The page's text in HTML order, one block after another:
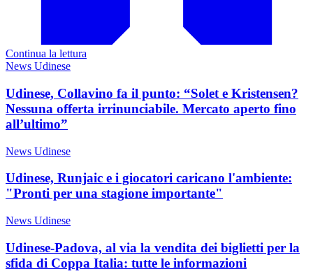
Continua la lettura
News Udinese
Udinese, Collavino fa il punto: “Solet e Kristensen?
Nessuna offerta irrinunciabile. Mercato aperto fino
all’ultimo”
News Udinese
Udinese, Runjaic e i giocatori caricano l'ambiente:
"Pronti per una stagione importante"
News Udinese
Udinese-Padova, al via la vendita dei biglietti per la
sfida di Coppa Italia: tutte le informazioni